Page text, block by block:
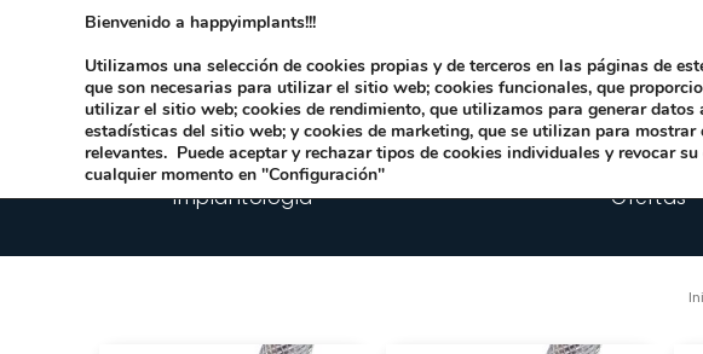
Dirección:
Implantologia Ofertas
Bienvenido a happyimplants!!!
Utilizamos una selección de cookies propias y de terceros en las páginas de
que son necesarias para utilizar el sitio web; cookies funcionales, que
utilizar el sitio web; cookies de rendimiento, que utilizamos para generar datos
estadísticas del sitio web; y cookies de marketing, que se utilizan para
relevantes. Puede aceptar y rechazar tipos de cookies individuales y revocar
cualquier momento en "Configuración"